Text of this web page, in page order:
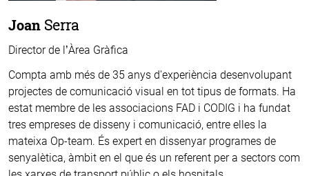
Joan Serra
Director de l’Àrea Gràfica
Compta amb més de 35 anys d'experiència desenvolupant
projectes de comunicació visual en tot tipus de formats. Ha
estat membre de les associacions FAD i CODIG i ha fundat
tres empreses de disseny i comunicació, entre elles la
mateixa Op-team. És expert en dissenyar programes de
senyalètica, àmbit en el que és un referent per a sectors com